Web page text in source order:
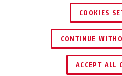
© 2026
COOKIES
CONTINUE
ACCEPT ALL